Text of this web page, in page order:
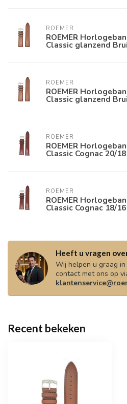
ROEMER
ROEMER
Classic glanzend
ROEMER
ROEMER
Classic glanzend
ROEMER
ROEMER
Classic Cognac 20/18
ROEMER
ROEMER
Classic Cognac 18/16
Heeft u vragen
Wij helpen u graag
contact met ons op
Recent bekeken